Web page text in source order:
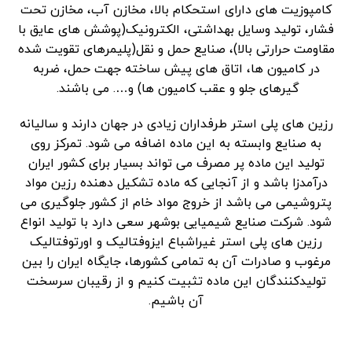
کامپوزیت های دارای استحکام بالا، مخازن آب، مخازن تحت
فشار، تولید وسایل بهداشتی، الکترونیک(پوشش های عایق با
مقاومت حرارتی بالا)، صنایع حمل و نقل(پلیمرهای تقویت شده
در کامیون ها، اتاق های پیش ساخته جهت حمل، ضربه
گیرهای جلو و عقب کامیون ها) و…. می باشند.
رزین های پلی استر طرفداران زیادی در جهان دارند و سالیانه
به صنایع وابسته به این ماده اضافه می شود. تمرکز روی
تولید این ماده پر مصرف می تواند بسیار برای کشور ایران
درآمدزا باشد و از آنجایی که ماده تشکیل دهنده رزین مواد
پتروشیمی می باشد از خروج مواد خام از کشور جلوگیری می
شود. شرکت صنایع شیمیایی بوشهر سعی دارد با تولید انواع
رزین های پلی استر غیراشباع ایزوفتالیک و اورتوفتالیک
مرغوب و صادرات آن به تمامی کشورها، جایگاه ایران را بین
تولیدکنندگان این ماده تثبیت کنیم و از رقیبان سرسخت
آن باشیم.